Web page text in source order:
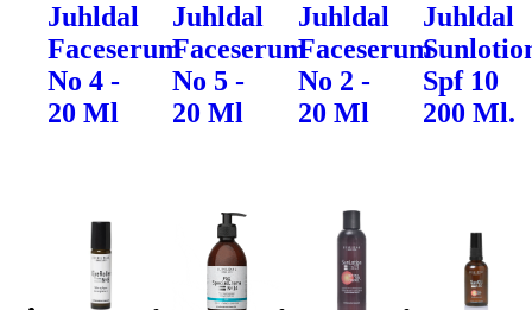
Juhldal
Faceserum
No 4 -
20 Ml
Juhldal
Faceserum
No 5 -
20 Ml
Juhldal
Faceserum
No 2 -
20 Ml
Juhldal
Spf 10
200 Ml.